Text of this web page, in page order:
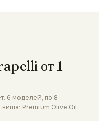
от 1
6 моделей, по 8
ниша: Premium Olive Oil ·